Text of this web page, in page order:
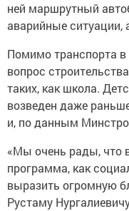
ней маршрутный
аварийные ситуации,
Помимо транспорта
вопрос
таких, как школа.
возведен даже
и, по данным
«Мы очень рады, что
программа, как
выразить огромную
Рустаму